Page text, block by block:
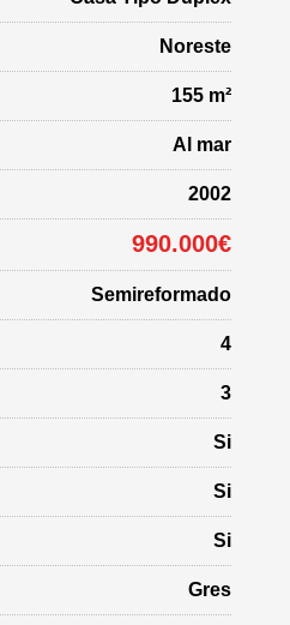
Noreste
155 m²
Al mar
2002
990.000€
Semireformado
4
3
Si
Si
Si
Gres